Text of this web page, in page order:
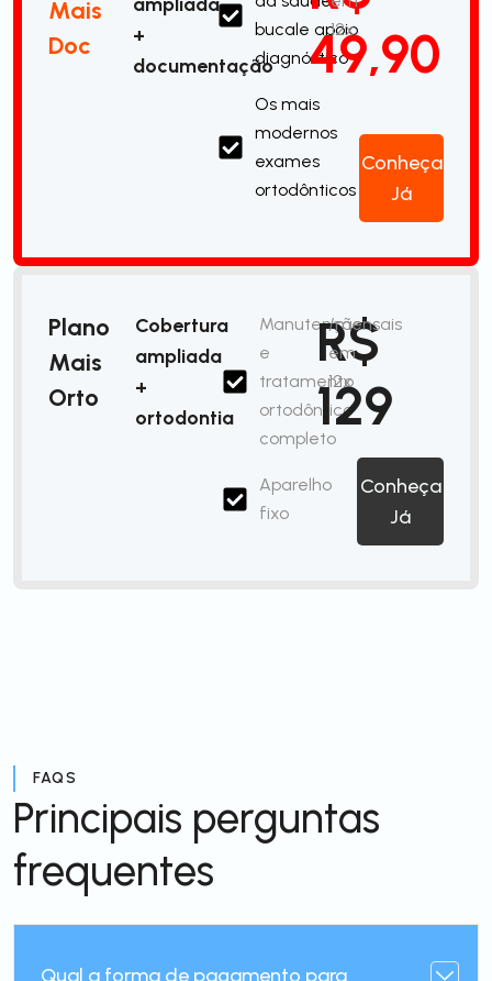
Mais
Doc
+
documentação
bucale apoio
diagnóstico
Os mais
modernos
exames
ortodônticos
49,90
12x
Conheça
Já
Plano
Mais
Orto
Cobertura
ampliada
+
ortodontia
Manutenção
e
tratamento
ortodôntico
completo
Aparelho
fixo
R$
129
/mensais
em
12x
Conheça
Já
FAQS
Principais perguntas
frequentes
Qual a forma de pagamento para